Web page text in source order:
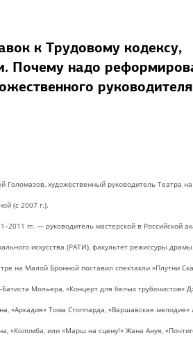
к Трудовому кодексу,
Почему надо
руководителя
Голомазов, художественный руководитель Театра
(с 2007 г.).
гг. — руководитель мастерской в Российской
искусства (РАТИ), факультет режиссуры драмы.
на Малой Бронной поставил спектакли «Плутни
Мольера, «Концерт для белых трубочистов»
«Аркадия» Тома Стоппарда, «Варшавская мелодия»
«Коломба, или «Марш на сцену!» Жана Ануя,